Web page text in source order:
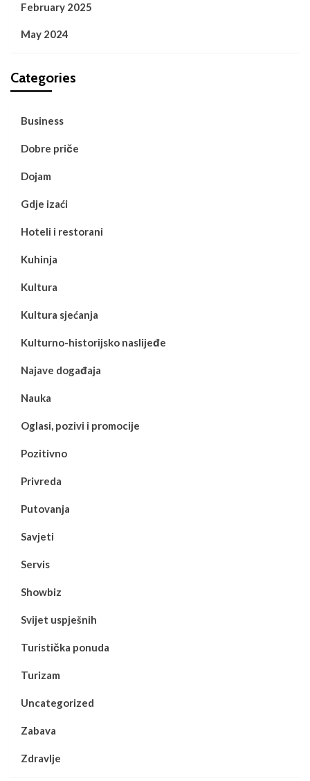
February 2025
May 2024
Categories
Business
Dobre priče
Dojam
Gdje izaći
Hoteli i restorani
Kuhinja
Kultura
Kultura sjećanja
Kulturno-historijsko naslijeđe
Najave događaja
Nauka
Oglasi, pozivi i promocije
Pozitivno
Privreda
Putovanja
Savjeti
Servis
Showbiz
Svijet uspješnih
Turistička ponuda
Turizam
Uncategorized
Zabava
Zdravlje